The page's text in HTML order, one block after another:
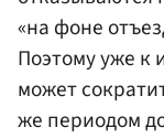
«на фоне
Поэтому уже к
может
же периодом